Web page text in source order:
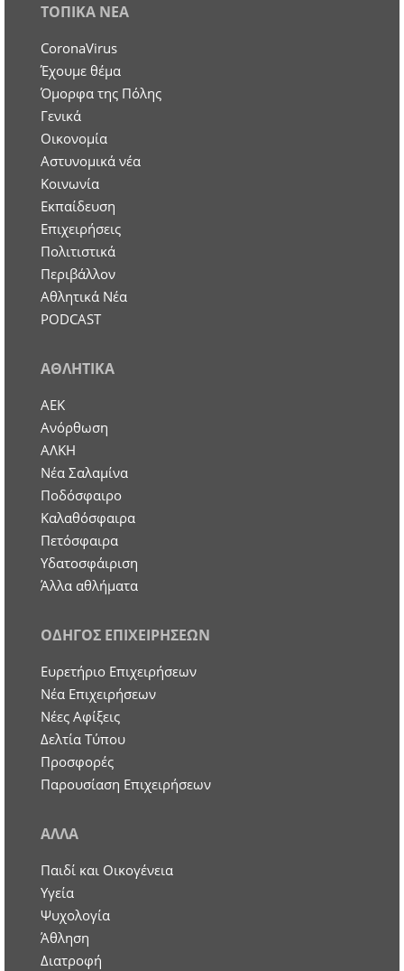
ΤΟΠΙΚΑ ΝΕΑ
CoronaVirus
Έχουμε θέμα
Όμορφα της Πόλης
Γενικά
Οικονομία
Aστυνομικά νέα
Κοινωνία
Εκπαίδευση
Επιχειρήσεις
Πολιτιστικά
Περιβάλλον
Αθλητικά Νέα
PODCAST
ΑΘΛΗΤΙΚΑ
ΑΕΚ
Ανόρθωση
ΑΛΚΗ
Νέα Σαλαμίνα
Ποδόσφαιρο
Καλαθόσφαιρα
Πετόσφαιρα
Υδατοσφάιριση
Άλλα αθλήματα
ΟΔΗΓΟΣ ΕΠΙΧΕΙΡΗΣΕΩΝ
Ευρετήριο Επιχειρήσεων
Nέα Επιχειρήσεων
Νέες Αφίξεις
Δελτία Τύπου
Προσφορές
Παρουσίαση Επιχειρήσεων
ΑΛΛΑ
Παιδί και Οικογένεια
Υγεία
Ψυχολογία
Άθληση
Διατροφή